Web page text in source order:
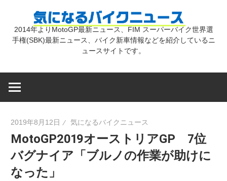
気
バ
2014年よりMotoGP最新ニュース、FIM スーパーバイク世界選
手権(SBK)最新ニュース、バイク新車情報などを紹介しているニ
ュースサイトです。
2019年8月12日 気になるバイクニュース
MotoGP2019オーストリアGP 7位
バグナイア「ブルノの作業が助けに
なった」